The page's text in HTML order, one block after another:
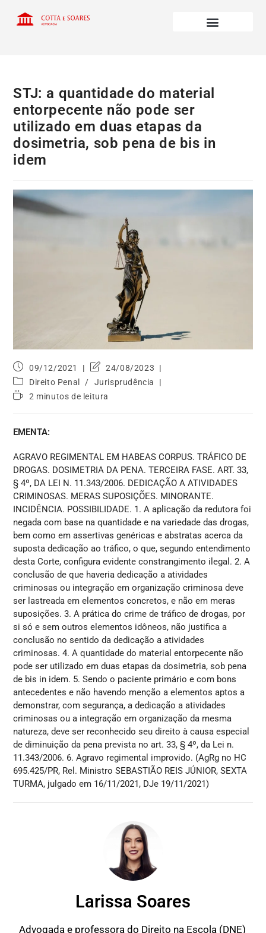
STJ: a quantidade do material
entorpecente não pode ser
utilizado em duas etapas da
dosimetria, sob pena de bis in
idem
09/12/2021
24/08/2023
Direito Penal
/
Jurisprudência
2 minutos de leitura
EMENTA:
AGRAVO REGIMENTAL EM HABEAS CORPUS. TRÁFICO DE
DROGAS. DOSIMETRIA DA PENA. TERCEIRA FASE. ART. 33,
§ 4º, DA LEI N. 11.343/2006. DEDICAÇÃO A ATIVIDADES
CRIMINOSAS. MERAS SUPOSIÇÕES. MINORANTE.
INCIDÊNCIA. POSSIBILIDADE. 1. A aplicação da redutora foi
negada com base na quantidade e na variedade das drogas,
bem como em assertivas genéricas e abstratas acerca da
suposta dedicação ao tráfico, o que, segundo entendimento
desta Corte, configura evidente constrangimento ilegal. 2. A
conclusão de que haveria dedicação a atividades
criminosas ou integração em organização criminosa deve
ser lastreada em elementos concretos, e não em meras
suposições. 3. A prática do crime de tráfico de drogas, por
si só e sem outros elementos idôneos, não justifica a
conclusão no sentido da dedicação a atividades
criminosas. 4. A quantidade do material entorpecente não
pode ser utilizado em duas etapas da dosimetria, sob pena
de bis in idem. 5. Sendo o paciente primário e com bons
antecedentes e não havendo menção a elementos aptos a
demonstrar, com segurança, a dedicação a atividades
criminosas ou a integração em organização da mesma
natureza, deve ser reconhecido seu direito à causa especial
de diminuição da pena prevista no art. 33, § 4º, da Lei n.
11.343/2006. 6. Agravo regimental improvido. (AgRg no HC
695.425/PR, Rel. Ministro SEBASTIÃO REIS JÚNIOR, SEXTA
TURMA, julgado em 16/11/2021, DJe 19/11/2021)
Larissa Soares
Advogada e professora do Direito na Escola (DNE)